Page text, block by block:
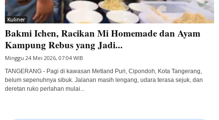
Kuliner
Bakmi Ichen, Racikan Mi Homemade dan Ayam
Kampung Rebus yang Jadi...
Minggu 24 Mei 2026, 07:04 WIB
TANGERANG - Pagi di kawasan Metland Puri, Cipondoh, Kota Tangerang,
belum sepenuhnya sibuk. Jalanan masih lengang, udara terasa sejuk, dan
deretan ruko perlahan mulai...